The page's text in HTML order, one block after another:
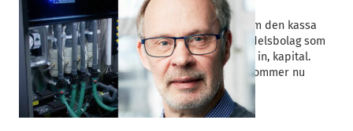
NanoEcho Synact Pharma
På måndagen skrev Rapidus om den kassa
tajmingen för skånska läkemedelsbolag som
nyligen tagit in, eller försökt ta in, kapital.
Värdelösa teckningsoptioner kommer nu
slag…